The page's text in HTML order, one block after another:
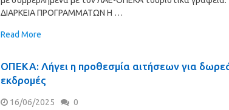
ΔΙΑΡΚΕΙΑ ΠΡΟΓΡΑΜΜΑΤΩΝ Η …
Read More
ΟΠΕΚΑ: Λήγει η προθεσμία αιτήσεων για
εκδρομές
16/06/2025 0